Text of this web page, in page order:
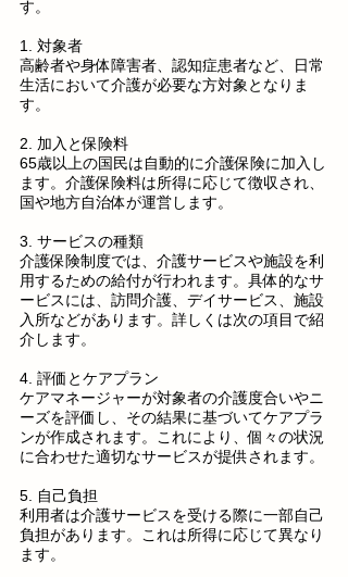
す。
1. 対象者
高齢者や身体障害者、認知症患者など、日常
生活において介護が必要な方対象となりま
す。
2. 加入と保険料
65歳以上の国民は自動的に介護保険に加入し
ます。介護保険料は所得に応じて徴収され、
国や地方自治体が運営します。
3. サービスの種類
介護保険制度では、介護サービスや施設を利
用するための給付が行われます。具体的なサ
ービスには、訪問介護、デイサービス、施設
入所などがあります。詳しくは次の項目で紹
介します。
4. 評価とケアプラン
ケアマネージャーが対象者の介護度合いやニ
ーズを評価し、その結果に基づいてケアプラ
ンが作成されます。これにより、個々の状況
に合わせた適切なサービスが提供されます。
5. 自己負担
利用者は介護サービスを受ける際に一部自己
負担があります。これは所得に応じて異なり
ます。